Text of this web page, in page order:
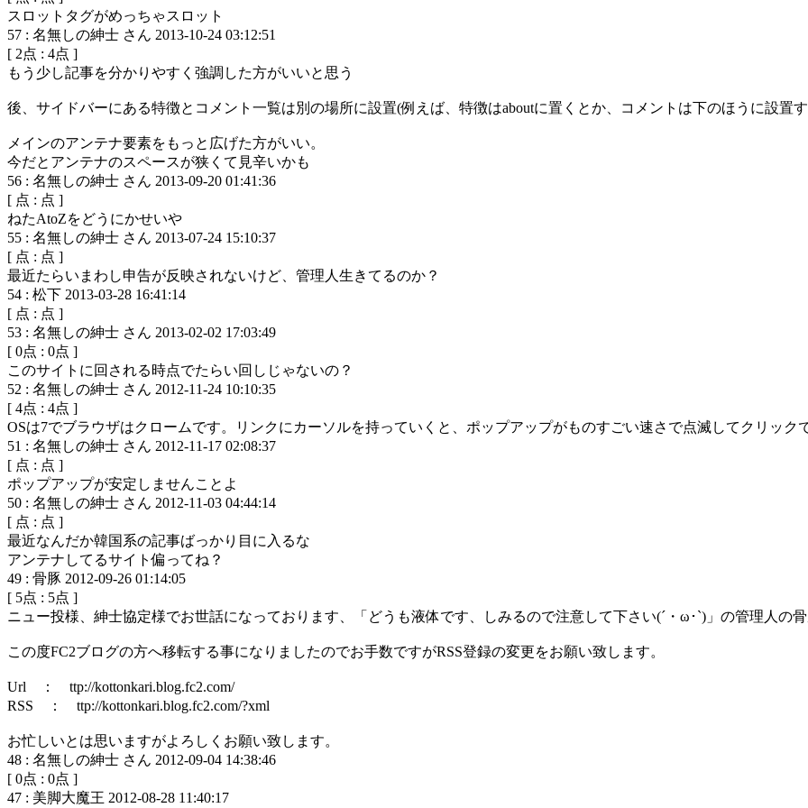
スロットタグがめっちゃスロット
57 : 名無しの紳士 さん 2013-10-24 03:12:51
[ 2点 : 4点 ]
もう少し記事を分かりやすく強調した方がいいと思う
後、サイドバーにある特徴とコメント一覧は別の場所に設置(例えば、特徴はaboutに置くとか、コメントは下のほうに設置
メインのアンテナ要素をもっと広げた方がいい。
今だとアンテナのスペースが狭くて見辛いかも
56 : 名無しの紳士 さん 2013-09-20 01:41:36
[ 点 : 点 ]
ねたAtoZをどうにかせいや
55 : 名無しの紳士 さん 2013-07-24 15:10:37
[ 点 : 点 ]
最近たらいまわし申告が反映されないけど、管理人生きてるのか？
54 : 松下 2013-03-28 16:41:14
[ 点 : 点 ]
53 : 名無しの紳士 さん 2013-02-02 17:03:49
[ 0点 : 0点 ]
このサイトに回される時点でたらい回しじゃないの？
52 : 名無しの紳士 さん 2012-11-24 10:10:35
[ 4点 : 4点 ]
OSは7でブラウザはクロームです。リンクにカーソルを持っていくと、ポップアップがものすごい速さで点滅してクリック
51 : 名無しの紳士 さん 2012-11-17 02:08:37
[ 点 : 点 ]
ポップアップが安定しませんことよ
50 : 名無しの紳士 さん 2012-11-03 04:44:14
[ 点 : 点 ]
最近なんだか韓国系の記事ばっかり目に入るな
アンテナしてるサイト偏ってね？
49 : 骨豚 2012-09-26 01:14:05
[ 5点 : 5点 ]
ニュー投様、紳士協定様でお世話になっております、「どうも液体です、しみるので注意して下さい(´・ω･`)」の管理人の
この度FC2ブログの方へ移転する事になりましたのでお手数ですがRSS登録の変更をお願い致します。
Url ： ttp://kottonkari.blog.fc2.com/
RSS ： ttp://kottonkari.blog.fc2.com/?xml
お忙しいとは思いますがよろしくお願い致します。
48 : 名無しの紳士 さん 2012-09-04 14:38:46
[ 0点 : 0点 ]
47 : 美脚大魔王 2012-08-28 11:40:17